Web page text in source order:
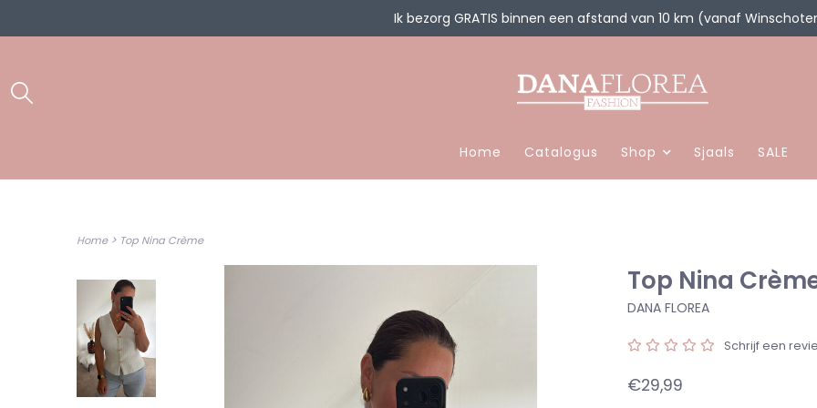
Ik bezorg GRATIS binnen een afstand van 10 km (vanaf
Home Catalogus Shop Sjaals SALE
Home> Top Nina Crème
Top Nina
DANA FLOREA
Schrijf een
€29,99